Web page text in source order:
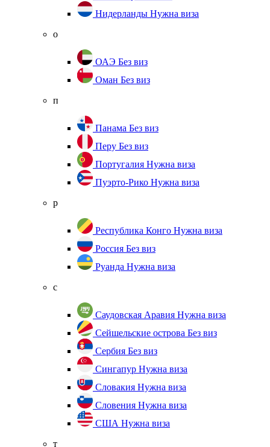
Нидерланды Нужна виза
о
ОАЭ Без виз
Оман Без виз
п
Панама Без виз
Перу Без виз
Португалия Нужна виза
Пуэрто-Рико Нужна виза
р
Республика Конго Нужна виза
Россия Без виз
Руанда Нужна виза
с
Саудовская Аравия Нужна виза
Сейшельские острова Без виз
Сербия Без виз
Сингапур Нужна виза
Словакия Нужна виза
Словения Нужна виза
США Нужна виза
т